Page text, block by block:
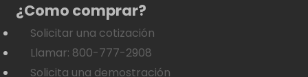
¿Como comprar?
Solicitar una cotización
Llamar: 800-777-2908
Solicita una demostración